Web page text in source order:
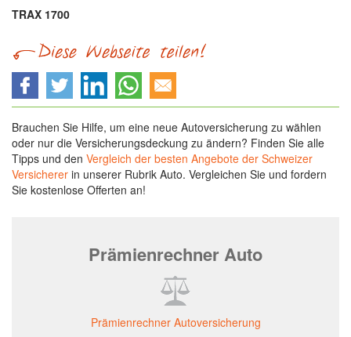
TRAX 1700
Brauchen Sie Hilfe, um eine neue Autoversicherung zu wählen
oder nur die Versicherungsdeckung zu ändern? Finden Sie alle
Tipps und den Vergleich der besten Angebote der Schweizer
Versicherer in unserer Rubrik Auto. Vergleichen Sie und fordern
Sie kostenlose Offerten an!
Prämienrechner Auto
Prämienrechner Autoversicherung